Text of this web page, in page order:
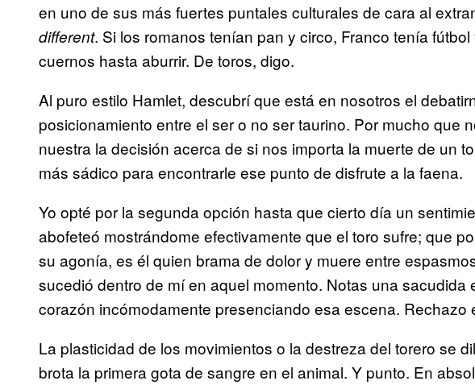
en uno de sus más fuertes puntales culturales de cara al
different. Si los romanos tenían pan y circo, Franco tenía
cuernos hasta aburrir. De toros, digo.
Al puro estilo Hamlet, descubrí que está en nosotros el
posicionamiento entre el ser o no ser taurino. Por mucho que
nuestra la decisión acerca de si nos importa la muerte de un
más sádico para encontrarle ese punto de disfrute a la faena.
Yo opté por la segunda opción hasta que cierto día un
abofeteó mostrándome efectivamente que el toro sufre; que
su agonía, es él quien brama de dolor y muere entre
sucedió dentro de mí en aquel momento. Notas una sacudida
corazón incómodamente presenciando esa escena. Rechazo
La plasticidad de los movimientos o la destreza del torero se
brota la primera gota de sangre en el animal. Y punto. En